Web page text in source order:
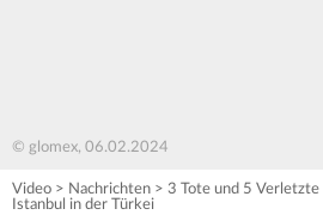
© glomex, 06.02.2024
Video > Nachrichten > 3 Tote und 5 Verletzte
Istanbul in der Türkei